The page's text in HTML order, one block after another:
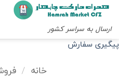
Skip
content
ارسال به سراسر کشور
پیگیری سفارش
خانه /